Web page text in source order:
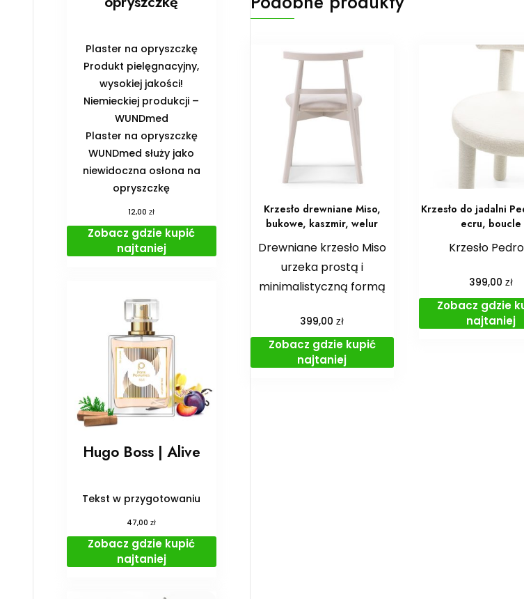
Krzesło drewniane Miso,
bukowe, kaszmir, welur
Drewniane krzesło Miso
urzeka prostą i
minimalistyczną formą
399,00zł
Zobacz gdzie kupić
najtaniej
Krzesło do jadalni
ecru, boucle
Krzesło
399,00 zł
Zobacz gdzie
najtaniej
Plaster na opryszczkę
Produkt pielęgnacyjny,
wysokiej jakości!
Niemieckiej produkcji –
WUNDmed
Plaster na opryszczkę
WUNDmed służy jako
niewidoczna osłona na
opryszczkę
12,00zł
Zobacz gdzie kupić
najtaniej
Hugo Boss | Alive
Tekst w przygotowaniu
47,00zł
Zobacz gdzie kupić
najtaniej